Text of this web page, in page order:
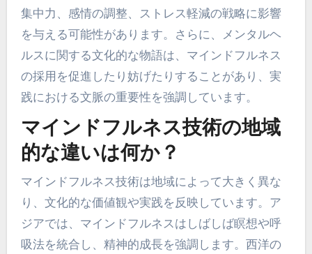
集中力、感情の調整、ストレス軽減の戦略に影響
を与える可能性があります。さらに、メンタルヘ
ルスに関する文化的な物語は、マインドフルネス
の採用を促進したり妨げたりすることがあり、実
践における文脈の重要性を強調しています。
マインドフルネス技術の地域
的な違いは何か？
マインドフルネス技術は地域によって大きく異な
り、文化的な価値観や実践を反映しています。ア
ジアでは、マインドフルネスはしばしば瞑想や呼
吸法を統合し、精神的成長を強調します。西洋の